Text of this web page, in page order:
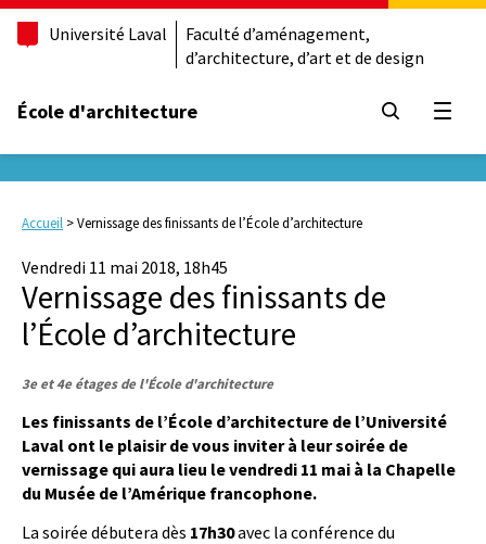
Université Laval
Faculté d’aménagement,
d’architecture, d’art et de design
École d'architecture
Accueil >Vernissage des finissants de l’École d’architecture
Vendredi 11 mai 2018, 18h45
Vernissage des finissants de
l’École d’architecture
3e et 4e étages de l'École d'architecture
Les finissants de l’École d’architecture de l’Université
Laval ont le plaisir de vous inviter à leur soirée de
vernissage qui aura lieu le vendredi 11 mai à la Chapelle
du Musée de l’Amérique francophone.
La soirée débutera dès 17h30avec la conférence du